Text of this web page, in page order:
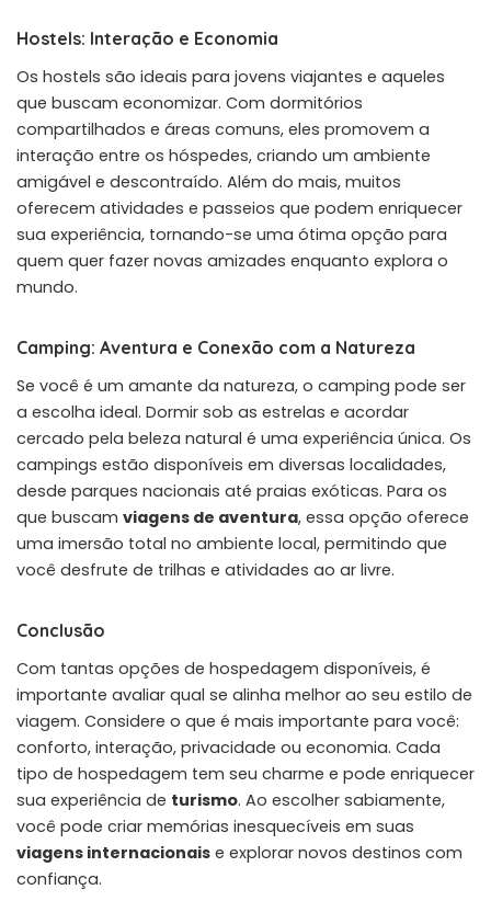
Hostels: Interação e Economia
Os hostels são ideais para jovens viajantes e aqueles
que buscam economizar. Com dormitórios
compartilhados e áreas comuns, eles promovem a
interação entre os hóspedes, criando um ambiente
amigável e descontraído. Além do mais, muitos
oferecem atividades e passeios que podem enriquecer
sua experiência, tornando-se uma ótima opção para
quem quer fazer novas amizades enquanto explora o
mundo.
Camping: Aventura e Conexão com a Natureza
Se você é um amante da natureza, o camping pode ser
a escolha ideal. Dormir sob as estrelas e acordar
cercado pela beleza natural é uma experiência única. Os
campings estão disponíveis em diversas localidades,
desde parques nacionais até praias exóticas. Para os
que buscam viagens de aventura, essa opção oferece
uma imersão total no ambiente local, permitindo que
você desfrute de trilhas e atividades ao ar livre.
Conclusão
Com tantas opções de hospedagem disponíveis, é
importante avaliar qual se alinha melhor ao seu estilo de
viagem. Considere o que é mais importante para você:
conforto, interação, privacidade ou economia. Cada
tipo de hospedagem tem seu charme e pode enriquecer
sua experiência de turismo. Ao escolher sabiamente,
você pode criar memórias inesquecíveis em suas
viagens internacionais e explorar novos destinos com
confiança.